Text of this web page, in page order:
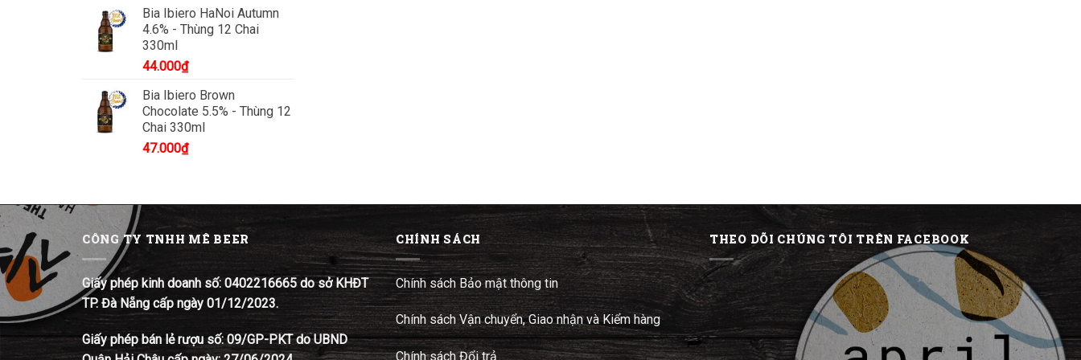
Bia Ibiero HaNoi Autumn
4.6% - Thùng 12 Chai
330ml
44.000₫
Bia Ibiero Brown
Chocolate 5.5% - Thùng 12
Chai 330ml
47.000₫
CÔNG TY TNHH MÊ BEER
Giấy phép kinh doanh số: 0402216665 do sở KHĐT
TP. Đà Nẵng cấp ngày 01/12/2023.
Giấy phép bán lẻ rượu số: 09/GP-PKT do UBND
CHÍNH SÁCH
Chính sách Bảo mật thông tin
Chính sách Vận chuyển, Giao nhận và Kiểm hàng
Chính sách Đổi trả
THEO DÕI CHÚNG TÔI TRÊN FACEBOOK